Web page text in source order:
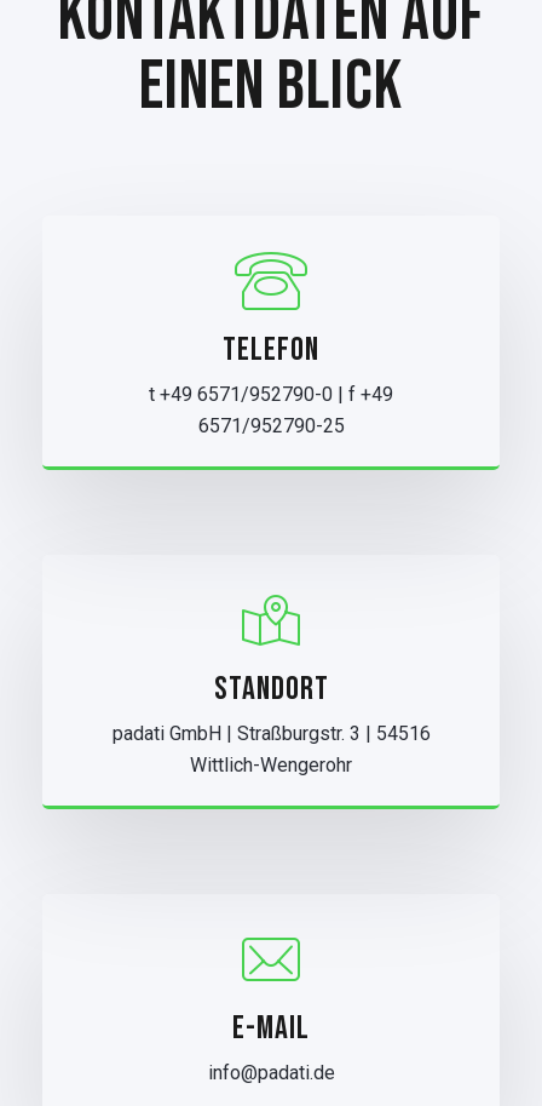
KONTAKTDATEN AUF
EINEN BLICK
TELEFON
t +49 6571/952790-0 | f +49
6571/952790-25
STANDORT
padati GmbH | Straßburgstr. 3 | 54516
Wittlich-Wengerohr
E-MAIL
info@padati.de